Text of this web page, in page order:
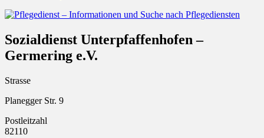
Sozialdienst Unterpfaffenhofen –
Germering e.V.
Strasse
Planegger Str. 9
Postleitzahl
82110